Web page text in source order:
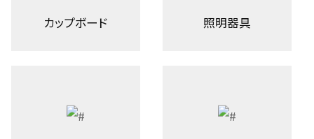
カップボード 照明器具